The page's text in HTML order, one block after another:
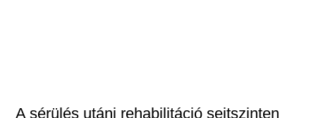
A sérülés utáni rehabilitáció sejtszinten